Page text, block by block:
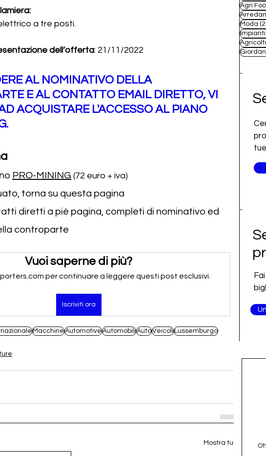
a tre posti.
dell’offerta: 21/11/2022
AL NOMINATIVO DELLA
E AL CONTATTO EMAIL DIRETTO, VI
ACQUISTARE L'ACCESSO AL PIANO
PRO-MINING (72 euro + iva)
torna su questa pagina
diretti a piè pagina, completi di nominativo ed
controparte
Vuoi saperne di più?
per continuare a leggere questi post esclusivi.
Iscriviti ora
MacchineAutomotiveAutomobiliAutoVeicoliLussemburgo
Mostra tutti
Agri
Moda
Impianti